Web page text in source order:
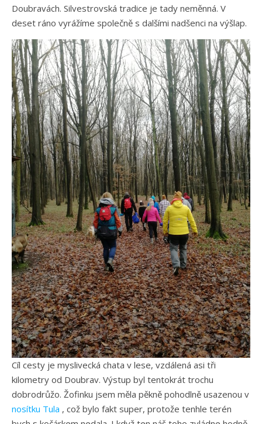
Doubravách. Silvestrovská tradice je tady neměnná. V
deset ráno vyrážíme společně s dalšími nadšenci na výšlap.
Cíl cesty je myslivecká chata v lese, vzdálená asi tři
kilometry od Doubrav. Výstup byl tentokrát trochu
dobrodrůžo. Žofinku jsem měla pěkně pohodlně usazenou v
nosítku Tula , což bylo fakt super, protože tenhle terén